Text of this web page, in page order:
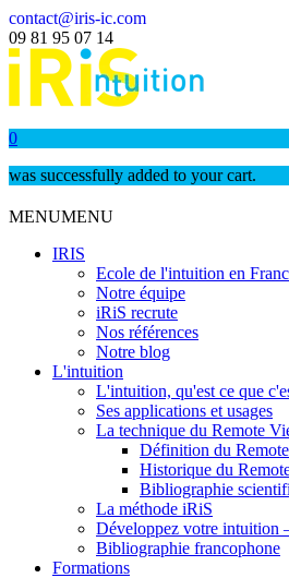
contact@iris-ic.com
09 81 95 07 14
0
was successfully added to your cart.
MENUMENU
IRIS
Ecole de l'intuition en
Notre équipe
iRiS recrute
Nos références
Notre blog
L'intuition
L'intuition, qu'est ce que
Ses applications et usages
La technique du Remote
Définition du
Historique du
Bibliographie
La méthode iRiS
Développez votre intuition
Bibliographie francophone
Formations